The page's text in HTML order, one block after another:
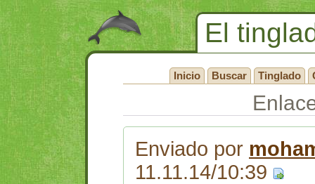
El
Inicio Buscar Tinglado
Enviado por
11.11.14/10:39